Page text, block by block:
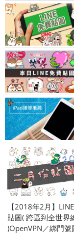
【2018年2月】
貼圖( 跨區到全世界
)OpenVPN／綁門號